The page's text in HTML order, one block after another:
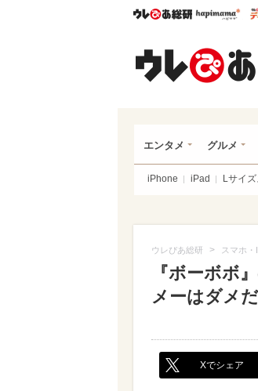
ウレぴあ総
エンタメ グルメ
iPhone iPad Lサイ
ウレぴあ総研 > スマホ・
『ボーボボ
メーはダメ
Xでシェア